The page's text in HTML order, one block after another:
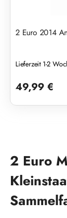
2 Euro 2014
Lieferzeit 1-2
49,99 €
2 Euro